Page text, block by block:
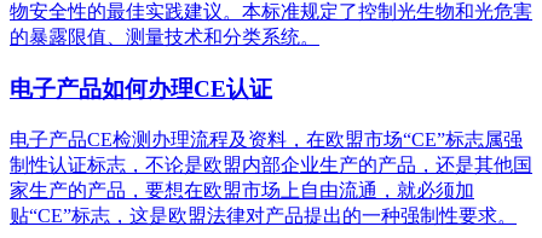
物安全性的最佳实践建议。本标准规定了控制光生物和光危害
的暴露限值、测量技术和分类系统。
电子产品如何办理CE认证
电子产品CE检测办理流程及资料，在欧盟市场“CE”标志属强
制性认证标志，不论是欧盟内部企业生产的产品，还是其他国
家生产的产品，要想在欧盟市场上自由流通，就必须加
贴“CE”标志，这是欧盟法律对产品提出的一种强制性要求。